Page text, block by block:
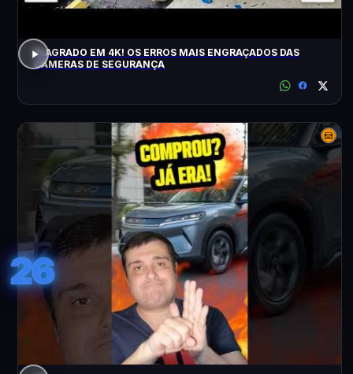
FLAGRADO EM 4K! OS ERROS MAIS ENGRAÇADOS DAS
CÂMERAS DE SEGURANÇA
26